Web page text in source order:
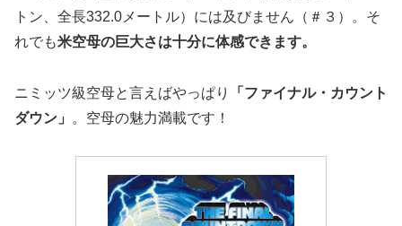
トン、全長332.0メートル）には及びません（＃３）。そ
れでも米空母の巨大さは十分に体感できます。
ニミッツ級空母と言えばやっぱり
「ファイナル・カウント
ダウン」
。空母の魅力満載です！